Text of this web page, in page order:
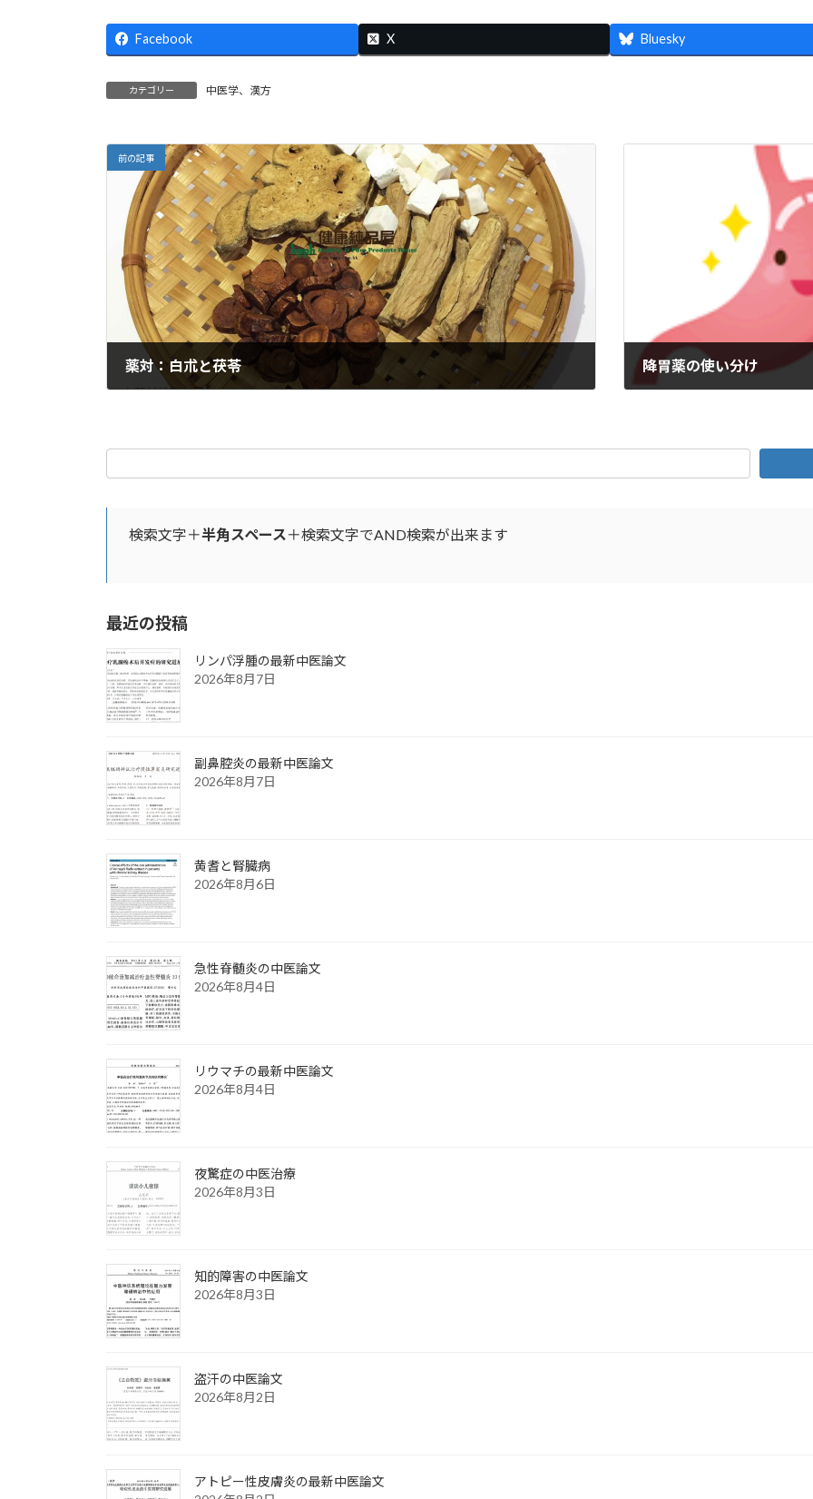
e
b
o
o
k
ai
l
e
ai
l
h
o
ai
l
ke
dI
Facebook X Bluesky
カテゴリー 中医学、漢方
前の記事
薬対：白朮と茯苓 降胃薬の使い分け
検索文字＋半角スペース＋検索文字でAND検索が出来ます
最近の投稿
リンパ浮腫の最新中医論文
2026年8月7日
副鼻腔炎の最新中医論文
2026年8月7日
黄耆と腎臓病
2026年8月6日
急性脊髄炎の中医論文
2026年8月4日
リウマチの最新中医論文
2026年8月4日
夜驚症の中医治療
2026年8月3日
知的障害の中医論文
2026年8月3日
盗汗の中医論文
2026年8月2日
アトピー性皮膚炎の最新中医論文